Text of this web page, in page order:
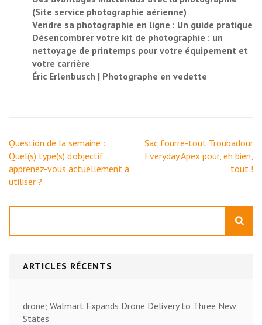
(Site service photographie aérienne)
Vendre sa photographie en ligne : Un guide pratique
Désencombrer votre kit de photographie : un
nettoyage de printemps pour votre équipement et
votre carrière
Éric Erlenbusch | Photographe en vedette
Navigation
de
l’article
Question de la semaine :
Quel(s) type(s) d’objectif
apprenez-vous actuellement à
utiliser ?
Sac fourre-tout Troubadour
Everyday Apex pour, eh bien,
tout !
ARTICLES RÉCENTS
drone; Walmart Expands Drone Delivery to Three New
States